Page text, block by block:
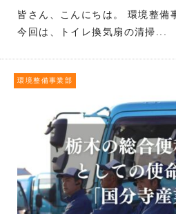
皆さん、こんにちは。 環境整備
今回は、トイレ換気扇の清掃...
環境整備事業部